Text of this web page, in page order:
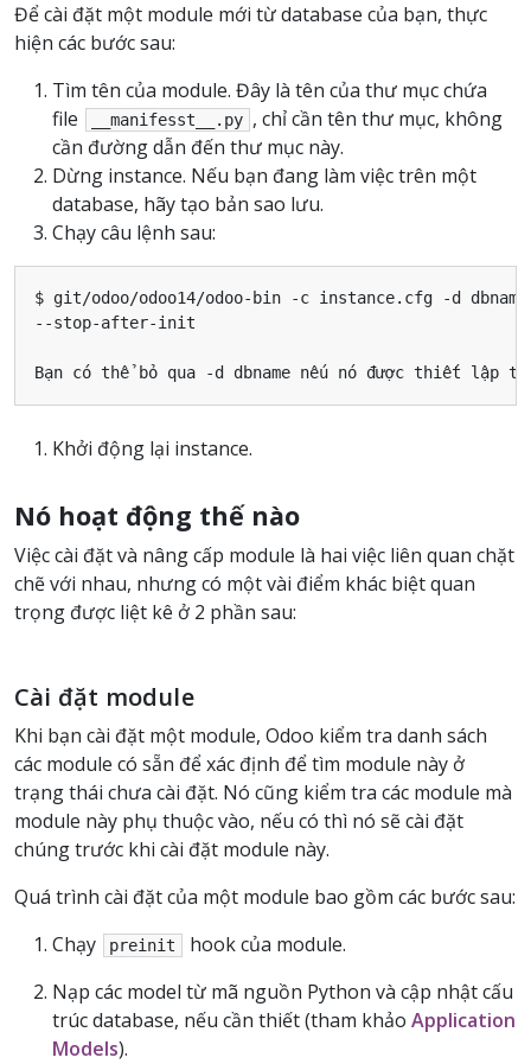
Để cài đặt một module mới từ database của bạn, thực
hiện các bước sau:
Tìm tên của module. Đây là tên của thư mục chứa
file
__manifesst__.py , chỉ cần tên thư mục, không
cần đường dẫn đến thư mục này.
Dừng instance. Nếu bạn đang làm việc trên một
database, hãy tạo bản sao lưu.
Chạy câu lệnh sau:
$ git/odoo/odoo14/odoo-bin -c instance.cfg -d
--stop-after-init
Khởi động lại instance.
Nó hoạt động thế nào
Việc cài đặt và nâng cấp module là hai việc liên quan chặt
chẽ với nhau, nhưng có một vài điểm khác biệt quan
trọng được liệt kê ở 2 phần sau:
Cài đặt module
Khi bạn cài đặt một module, Odoo kiểm tra danh sách
các module có sẵn để xác định để tìm module này ở
trạng thái chưa cài đặt. Nó cũng kiểm tra các module mà
module này phụ thuộc vào, nếu có thì nó sẽ cài đặt
chúng trước khi cài đặt module này.
Quá trình cài đặt của một module bao gồm các bước sau:
Chạy
preinit
hook của module.
Nạp các model từ mã nguồn Python và cập nhật cấu
trúc database, nếu cần thiết (tham khảo Application
Models).